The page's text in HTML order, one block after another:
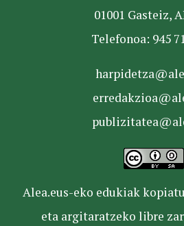
01001 Gasteiz,
Telefonoa: 945
Alea.eus-eko edukiak
eta argitaratzeko libre